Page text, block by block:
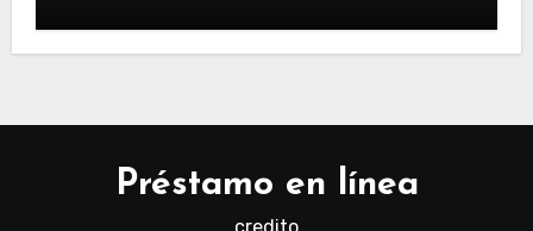
Préstamo en línea
credito